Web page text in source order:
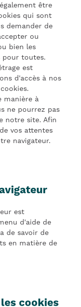
être
qui sont
demander de
ou
bien les
pour toutes.
est
d'accès à nos
manière à
ne pourrez pas
notre site. Afin
vos attentes
navigateur.
est
d'aide de
de savoir de
en matière de
cookies